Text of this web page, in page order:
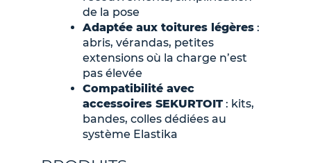
de la pose
Adaptée aux toitures légères :
abris, vérandas, petites
extensions où la charge n’est
pas élevée
Compatibilité avec
accessoires SEKURTOIT : kits,
bandes, colles dédiées au
système Elastika